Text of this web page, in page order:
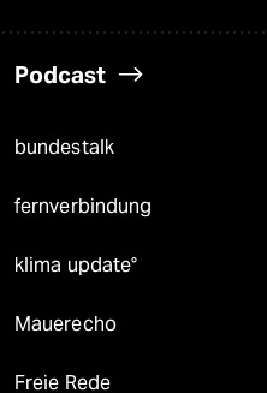
Podcast
bundestalk
fernverbindung
klima update°
Mauerecho
Freie Rede